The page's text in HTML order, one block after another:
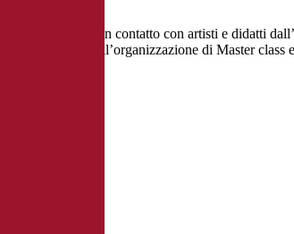
entrare in contatto con artisti e didatti
grazie all’organizzazione di Master